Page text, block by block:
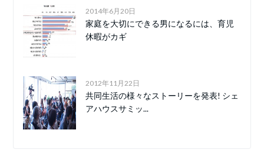
2014年6月20日
家庭を大切にできる男になるには、育児
休暇がカギ
2012年11月22日
共同生活の様々なストーリーを発表! シェ
アハウスサミッ...